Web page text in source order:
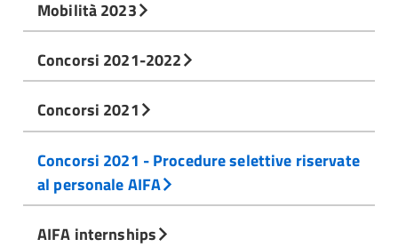
Mobilità 2023
Concorsi 2021-2022
Concorsi 2021
Concorsi 2021 - Procedure selettive riservate
al personale AIFA
AIFA internships